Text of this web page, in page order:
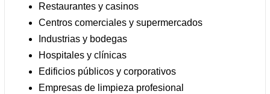
Restaurantes y casinos
Centros comerciales y supermercados
Industrias y bodegas
Hospitales y clínicas
Edificios públicos y corporativos
Empresas de limpieza profesional